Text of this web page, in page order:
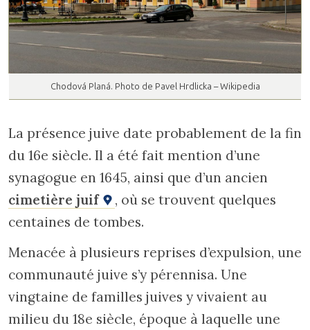
Chodová Planá. Photo de Pavel Hrdlicka – Wikipedia
La présence juive date probablement de la fin
du 16e siècle. Il a été fait mention d’une
synagogue en 1645, ainsi que d’un ancien
cimetière juif
, où se trouvent quelques
centaines de tombes.
Menacée à plusieurs reprises d’expulsion, une
communauté juive s’y pérennisa. Une
vingtaine de familles juives y vivaient au
milieu du 18e siècle, époque à laquelle une